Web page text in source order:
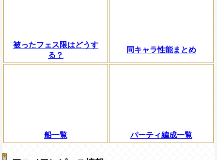
被ったフェス限はどうす
る？
同キャラ性能まとめ
船一覧 パーティ編成一覧